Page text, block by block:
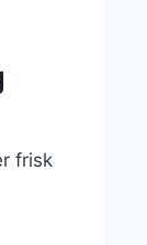
frisk